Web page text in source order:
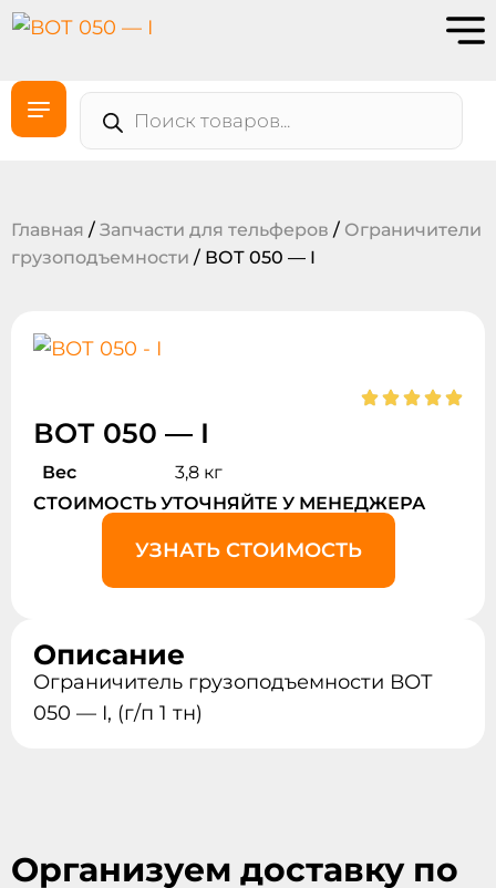
Главная / Запчасти для тельферов / Ограничители
грузоподъемности / ВОТ 050 — I
ВОТ 050 — I
Вес
3,8 кг
СТОИМОСТЬ УТОЧНЯЙТЕ У МЕНЕДЖЕРА
УЗНАТЬ СТОИМОСТЬ
Описание
Ограничитель грузоподъемности ВОТ
050 — I, (г/п 1 тн)
Организуем доставку по